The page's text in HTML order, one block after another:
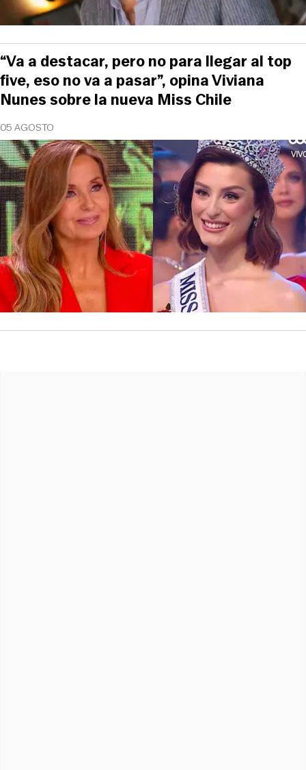
05 AGOSTO
“Va a destacar, pero no para llegar al top
five, eso no va a pasar”, opina Viviana
Nunes sobre la nueva Miss Chile